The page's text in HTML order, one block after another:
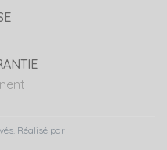
Réalisé par